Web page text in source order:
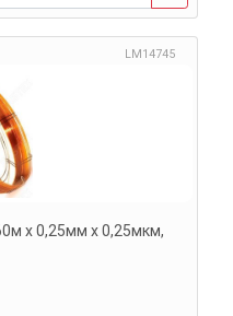
LM14745
х 0,25мм х 0,25мкм,